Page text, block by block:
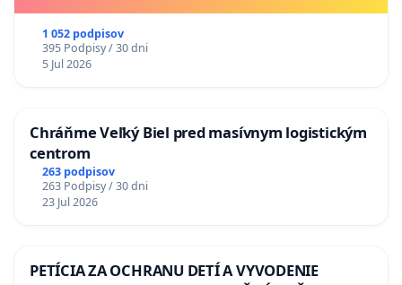
1 052 podpisov
395 Podpisy / 30 dni
5 Jul 2026
Chráňme Veľký Biel pred masívnym logistickým
centrom
263 podpisov
263 Podpisy / 30 dni
23 Jul 2026
PETÍCIA ZA OCHRANU DETÍ A VYVODENIE